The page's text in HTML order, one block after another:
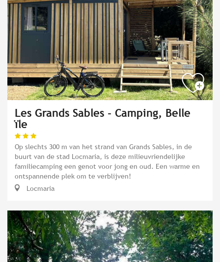
Les Grands Sables - Camping, Belle
ïle
Op slechts 300 m van het strand van Grands Sables, in de
buurt van de stad Locmaria, is deze milieuvriendelijke
familiecamping een genot voor jong en oud. Een warme en
ontspannende plek om te verblijven!
Locmaria